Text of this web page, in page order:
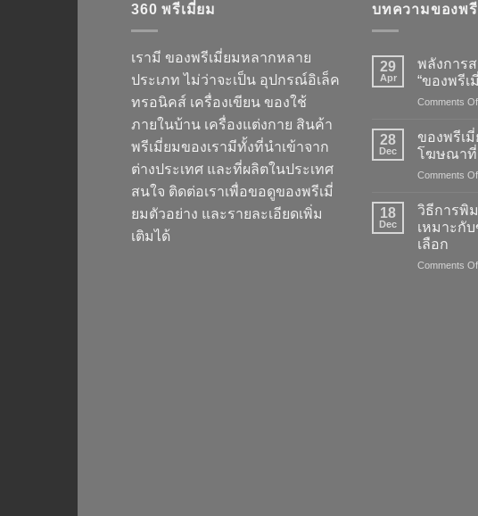
360 พรีเมี่ยม
เรามี ของพรีเมี่ยมหลากหลาย
ประเภท ไม่ว่าจะเป็น อุปกรณ์อิเล็ค
ทรอนิคส์ เครื่องเขียน ของใช้
ภายในบ้าน เครื่องแต่งกาย สินค้า
พรีเมี่ยมของเรามีทั้งที่นำเข้าจาก
ต่างประเทศ และที่ผลิตในประเทศ
สนใจ ติดต่อเราเพื่อขอดูของพรีเมี่
ยมตัวอย่าง และรายละเอียดเพิ่ม
เติมได้
บทความของพ
29
Apr
พลังการ
“ของพรีเ
Comments
28
Dec
ของพรีเ
โฆษณาที่
Comments
18
Dec
วิธีการพิ
เหมาะกั
เลือก
Comments